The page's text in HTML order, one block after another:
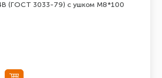
(ГОСТ 3033-79) с ушком М8*100